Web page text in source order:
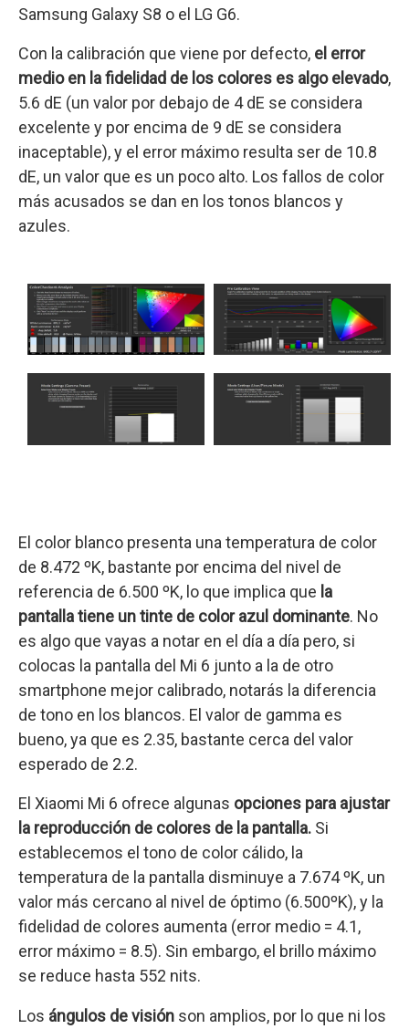
Samsung Galaxy S8 o el LG G6.
Con la calibración que viene por defecto, el error
medio en la fidelidad de los colores es algo elevado,
5.6 dE (un valor por debajo de 4 dE se considera
excelente y por encima de 9 dE se considera
inaceptable), y el error máximo resulta ser de 10.8
dE, un valor que es un poco alto. Los fallos de color
más acusados se dan en los tonos blancos y
azules.
El color blanco presenta una temperatura de color
de 8.472 ºK, bastante por encima del nivel de
referencia de 6.500 ºK, lo que implica que la
pantalla tiene un tinte de color azul dominante. No
es algo que vayas a notar en el día a día pero, si
colocas la pantalla del Mi 6 junto a la de otro
smartphone mejor calibrado, notarás la diferencia
de tono en los blancos. El valor de gamma es
bueno, ya que es 2.35, bastante cerca del valor
esperado de 2.2.
El Xiaomi Mi 6 ofrece algunas opciones para ajustar
la reproducción de colores de la pantalla. Si
establecemos el tono de color cálido, la
temperatura de la pantalla disminuye a 7.674 ºK, un
valor más cercano al nivel de óptimo (6.500ºK), y la
fidelidad de colores aumenta (error medio = 4.1,
error máximo = 8.5). Sin embargo, el brillo máximo
se reduce hasta 552 nits.
Los ángulos de visión son amplios, por lo que ni los